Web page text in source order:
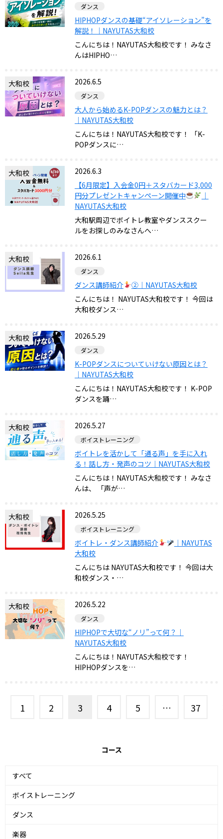
ダンス
HIPHOPダンスの基礎“アイソレーション”を
解説！｜NAYUTAS大和校
こんにちは！NAYUTAS大和校です！ みなさ
んはHIPHO…
大和校 2026.6.5
ダンス
大人から始めるK-POPダンスの魅力とは？
｜NAYUTAS大和校
こんにちは！NAYUTAS大和校です！ 「K-
POPダンスに…
大和校
2026.6.3
【6月限定】入会金0円＋スタバカード3,000
円分プレゼントキャンペーン開催中
｜
NAYUTAS大和校
大和駅周辺でボイトレ教室やダンススクー
ルをお探しのみなさんへ…
大和校 2026.6.1
ダンス
ダンス講師紹介
②｜NAYUTAS大和校
こんにちは！ NAYUTAS大和校です！ 今回は
大和校ダンス…
大和校 2026.5.29
ダンス
K-POPダンスについていけない原因とは？
｜NAYUTAS大和校
こんにちは！NAYUTAS大和校です！ K-POP
ダンスを踊…
大和校 2026.5.27
ボイストレーニング
ボイトレを活かして「通る声」を手に入れ
る！話し方・発声のコツ｜NAYUTAS大和校
こんにちは！NAYUTAS大和校です！ みなさ
んは、 「声が…
大和校 2026.5.25
ボイストレーニング
ボイトレ・ダンス講師紹介
｜NAYUTAS
大和校
こんにちは NAYUTAS大和校です！ 今回は大
和校ダンス・…
大和校 2026.5.22
ダンス
HIPHOPで大切な“ノリ”って何？｜
NAYUTAS大和校
こんにちは！NAYUTAS大和校です！
HIPHOPダンスを…
1 2 3 4 5 … 37
コース
すべて
ボイストレーニング
ダンス
楽器